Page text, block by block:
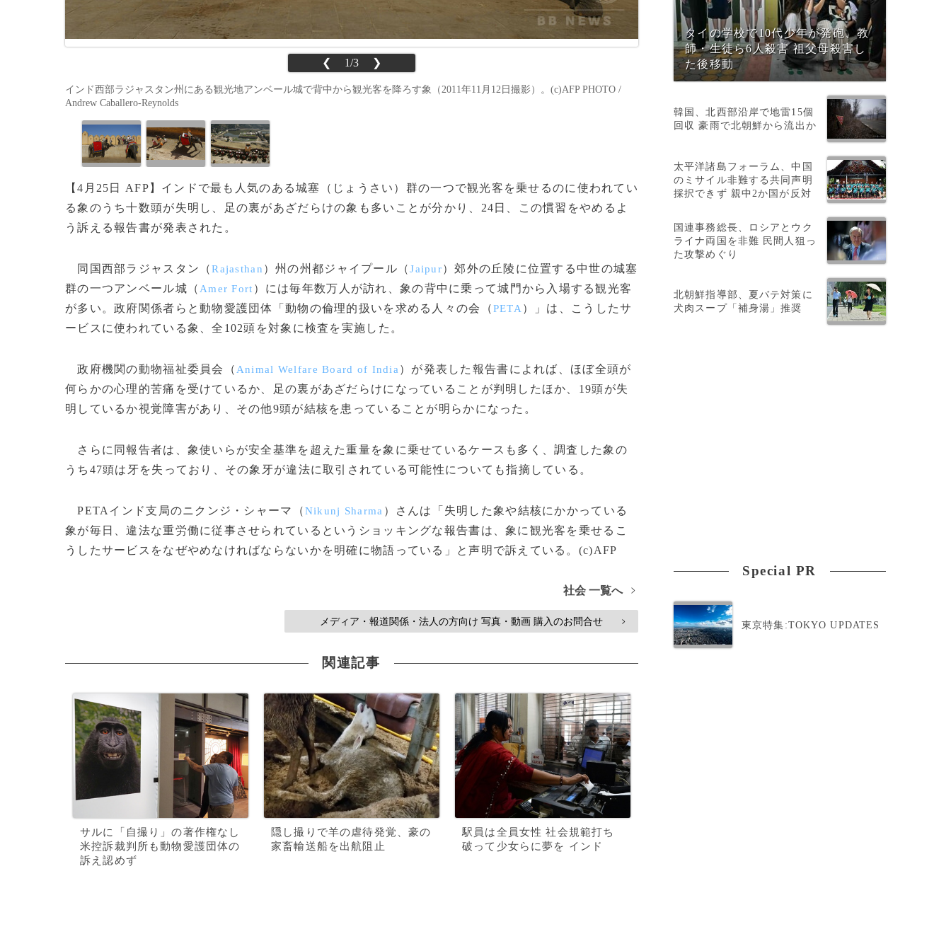
❮ 1/3 ❯
インド西部ラジャスタン州にある観光地アンベール城で背中から観光客を降ろす象（2011年11月12日撮影）。(c)AFP PHOTO /
Andrew Caballero-Reynolds
【4月25日 AFP】インドで最も人気のある城塞（じょうさい）群の一つで観光客を乗せるのに使われてい
る象のうち十数頭が失明し、足の裏があざだらけの象も多いことが分かり、24日、この慣習をやめるよ
う訴える報告書が発表された。
同国西部ラジャスタン（Rajasthan ）州の州都ジャイプール（Jaipur）郊外の丘陵に位置する中世の城塞
群の一つアンベール城（ Amer Fort ）には毎年数万人が訪れ、象の背中に乗って城門から入場する観光客
が多い。政府関係者らと動物愛護団体「動物の倫理的扱いを求める人々の会（PETA ）」は、こうしたサ
ービスに使われている象、全102頭を対象に検査を実施した。
政府機関の動物福祉委員会（ Animal Welfare Board of India ）が発表した報告書によれば、ほぼ全頭が
何らかの心理的苦痛を受けているか、足の裏があざだらけになっていることが判明したほか、19頭が失
明しているか視覚障害があり、その他9頭が結核を患っていることが明らかになった。
さらに同報告者は、象使いらが安全基準を超えた重量を象に乗せているケースも多く、調査した象の
うち47頭は牙を失っており、その象牙が違法に取引されている可能性についても指摘している。
PETAインド支局のニクンジ・シャーマ（Nikunj Sharma ）さんは「失明した象や結核にかかっている
象が毎日、違法な重労働に従事させられているというショッキングな報告書は、象に観光客を乗せるこ
うしたサービスをなぜやめなければならないかを明確に物語っている」と声明で訴えている。(c)AFP
社会 一覧へ >
メディア・報道関係・法人の方向け 写真・動画 購入のお問合せ >
関連記事
サルに「自撮り」の著作権なし
米控訴裁判所も動物愛護団体の
訴え認めず
隠し撮りで羊の虐待発覚、豪の
家畜輸送船を出航阻止
駅員は全員女性 社会規範打ち
破って少女らに夢を インド
タイの学校で10代少年が発砲、教
師・生徒ら6人殺害 祖父母殺害し
た後移動
韓国、北西部沿岸で地雷15個
回収 豪雨で北朝鮮から流出か
太平洋諸島フォーラム、中国
のミサイル非難する共同声明
採択できず 親中2か国が反対
国連事務総長、ロシアとウク
ライナ両国を非難 民間人狙っ
た攻撃めぐり
北朝鮮指導部、夏バテ対策に
犬肉スープ「補身湯」推奨
Special PR
東京特集:TOKYO UPDATES